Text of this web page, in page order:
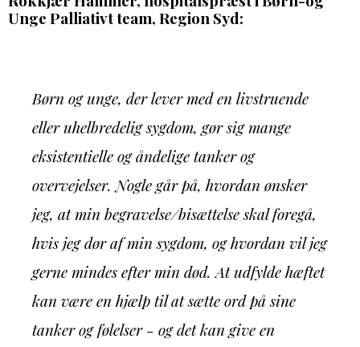
Unge Palliativt team, Region Syd:
Børn og unge, der lever med en livstruende
eller uhelbredelig sygdom, gør sig mange
eksistentielle og åndelige tanker og
overvejelser. Nogle går på, hvordan ønsker
jeg, at min begravelse/bisættelse skal foregå,
hvis jeg dør af min sygdom, og hvordan vil jeg
gerne mindes efter min død. At udfylde hæftet
kan være en hjælp til at sætte ord på sine
tanker og følelser - og det kan give en